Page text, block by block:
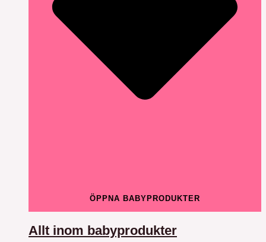
ÖPPNA BABYPRODUKTER
Allt inom babyprodukter